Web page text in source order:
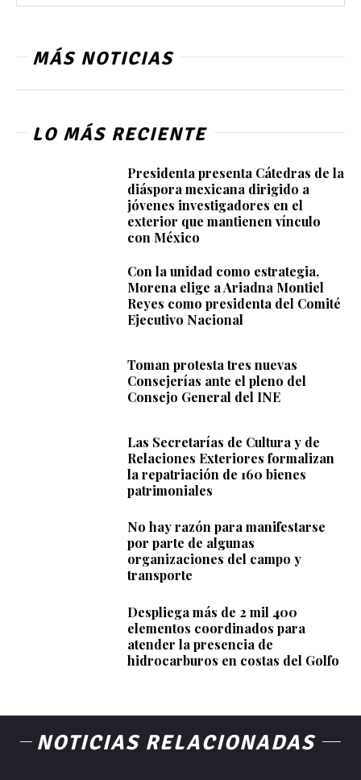
MÁS NOTICIAS
LO MÁS RECIENTE
Presidenta presenta Cátedras de la
diáspora mexicana dirigido a
jóvenes investigadores en el
exterior que mantienen vínculo
con México
Con la unidad como estrategia,
Morena elige a Ariadna Montiel
Reyes como presidenta del Comité
Ejecutivo Nacional
Toman protesta tres nuevas
Consejerías ante el pleno del
Consejo General del INE
Las Secretarías de Cultura y de
Relaciones Exteriores formalizan
la repatriación de 160 bienes
patrimoniales
No hay razón para manifestarse
por parte de algunas
organizaciones del campo y
transporte
Despliega más de 2 mil 400
elementos coordinados para
atender la presencia de
hidrocarburos en costas del Golfo
NOTICIAS RELACIONADAS